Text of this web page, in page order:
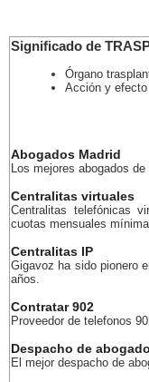
Significado de
Órgano
Acción y
Abogados Madrid
Los mejores abogados de
Centralitas virtuales
Centralitas telefónicas
cuotas mensuales
Centralitas IP
Gigavoz ha sido pionero
años.
Contratar 902
Proveedor de telefonos
Despacho de
El mejor despacho de